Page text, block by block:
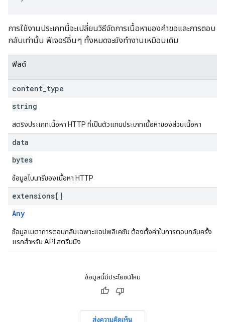
การใช้งานประเภทนี้จะเปลี่ยนวิธีจัดการเนื้อหาของคำขอและการตอบ
กลับเท่านั้น ฟีเจอร์อื่นๆ ทั้งหมดจะยังทำงานเหมือนเดิม
ฟิลด์
content type
string
สตริงประเภทเนื้อหา HTTP ที่เป็นตัวแทนประเภทเนื้อหาของส่วนเนื้อหา
data
bytes
ข้อมูลไบนารีของเนื้อหา HTTP
extensions[]
Any
ข้อมูลเมตาการตอบกลับเฉพาะแอปพลิเคชัน ต้องตั้งค่าในการตอบกลับครั้ง
แรกสำหรับ API สตรีมมิง
ข้อมูลนี้มีประโยชน์ไหม
ส่งความคิดเห็น